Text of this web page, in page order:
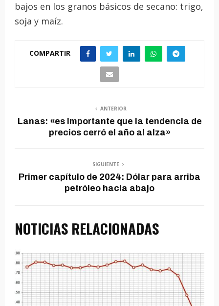
bajos en los granos básicos de secano: trigo,
soja y maíz.
COMPARTIR
ANTERIOR
Lanas: «es importante que la tendencia de
precios cerró el año al alza»
SIGUIENTE
Primer capítulo de 2024: Dólar para arriba
petróleo hacia abajo
NOTICIAS RELACIONADAS